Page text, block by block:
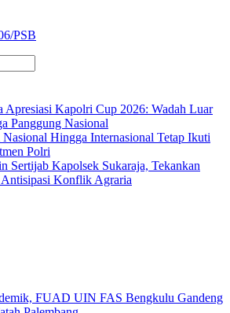
PSB
Apresiasi Kapolri Cup 2026: Wadah Luar
Panggung Nasional
Hingga Internasional Tetap Ikuti
Polri
Sertijab Kapolsek Sukaraja, Tekankan
Antisipasi Konflik Agraria